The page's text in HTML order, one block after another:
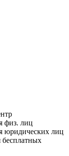
физ. лиц
юридических лиц